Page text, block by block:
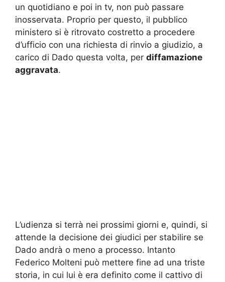
un quotidiano e poi in tv, non può passare
inosservata. Proprio per questo, il pubblico
ministero si è ritrovato costretto a procedere
d’ufficio con una richiesta di rinvio a giudizio, a
carico di Dado questa volta, per diffamazione
aggravata.
L’udienza si terrà nei prossimi giorni e, quindi, si
attende la decisione dei giudici per stabilire se
Dado andrà o meno a processo. Intanto
Federico Molteni può mettere fine ad una triste
storia, in cui lui è era definito come il cattivo di